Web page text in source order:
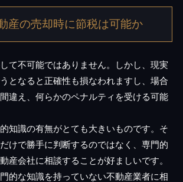
産の売却時に節税は可能か
て不可能ではありません。しかし、現実
となると正確性も損なわれますし、場合
違え、何らかのペナルティを受ける可能
知識の有無がとても大きいものです。そ
けで勝手に判断するのではなく、専門的
産会社に相談することが好ましいです。
的な知識を持っていない不動産業者に相